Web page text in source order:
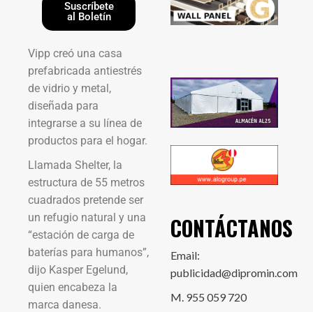
Suscríbete
al Boletín
Vipp creó una casa
prefabricada antiestrés
de vidrio y metal,
diseñada para
integrarse a su línea de
productos para el hogar.
Llamada Shelter, la
estructura de 55 metros
cuadrados pretende ser
un refugio natural y una
“estación de carga de
baterías para humanos”,
dijo Kasper Egelund,
quien encabeza la
marca danesa.
CONTÁCTANOS
Email:
publicidad@dipromin.com
M. 955 059 720